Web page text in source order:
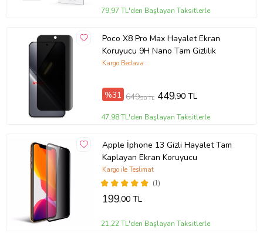
79,97 TL'den Başlayan Taksitlerle
Poco X8 Pro Max Hayalet Ekran
Koruyucu 9H Nano Tam Gizlilik
Kargo Bedava
%31 649,90 TL 449,90 TL
47,98 TL'den Başlayan Taksitlerle
Apple İphone 13 Gizli Hayalet Tam
Kaplayan Ekran Koruyucu
(1)
Kargo ile Teslimat
199,00 TL
21,22 TL'den Başlayan Taksitlerle